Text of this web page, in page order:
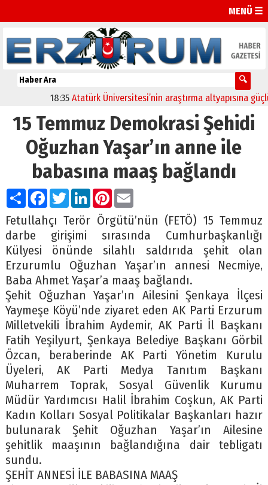
MENÜ ☰
18:35 Atatürk Üniversitesi’nin araştırma altyapısına güçlü
15 Temmuz Demokrasi Şehidi
Oğuzhan Yaşar’ın anne ile
babasına maaş bağlandı
PaylaşFacebook
TwitterLinkedIn
Pinterest
Email
Fetullahçı Terör Örgütü’nün (FETÖ) 15 Temmuz
darbe girişimi sırasında Cumhurbaşkanlığı
Külyesi önünde silahlı saldırıda şehit olan
Erzurumlu Oğuzhan Yaşar’ın annesi Necmiye,
Baba Ahmet Yaşar’a maaş bağlandı.
Şehit Oğuzhan Yaşar’ın Ailesini Şenkaya İlçesi
Yaymeşe Köyü’nde ziyaret eden AK Parti Erzurum
Milletvekili İbrahim Aydemir, AK Parti İl Başkanı
Fatih Yeşilyurt, Şenkaya Belediye Başkanı Görbil
Özcan, beraberinde AK Parti Yönetim Kurulu
Üyeleri, AK Parti Medya Tanıtım Başkanı
Muharrem Toprak, Sosyal Güvenlik Kurumu
Müdür Yardımcısı Halil İbrahim Coşkun, AK Parti
Kadın Kolları Sosyal Politikalar Başkanları hazır
bulunarak Şehit Oğuzhan Yaşar’ın Ailesine
şehitlik maaşının bağlandığına dair tebligatı
sundu.
ŞEHİT ANNESİ İLE BABASINA MAAŞ